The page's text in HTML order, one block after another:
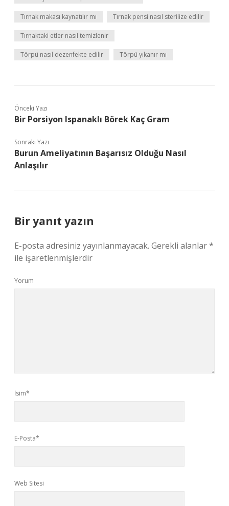
Tırnak makası kaynatılır mı Tırnak pensi nasıl sterilize edilir
Tırnaktaki etler nasıl temizlenir
Törpü nasıl dezenfekte edilir Törpü yıkanır mı
Önceki Yazı
Bir Porsiyon Ispanaklı Börek Kaç Gram
Sonraki Yazı
Burun Ameliyatının Başarısız Olduğu Nasıl
Anlaşılır
Bir yanıt yazın
E-posta adresiniz yayınlanmayacak. Gerekli alanlar*
ile işaretlenmişlerdir
Yorum
İsim*
E-Posta*
Web Sitesi